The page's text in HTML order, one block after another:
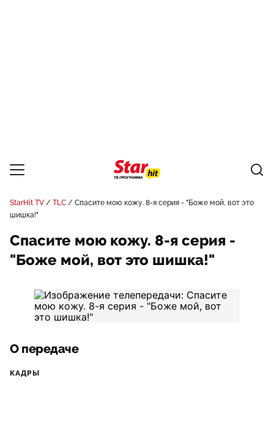
StarHit TV TLC
Спасите мою кожу. 8-я серия - "Боже мой, вот это
шишка!"
Спасите мою кожу. 8-я серия -
"Боже мой, вот это шишка!"
О передаче
КАДРЫ